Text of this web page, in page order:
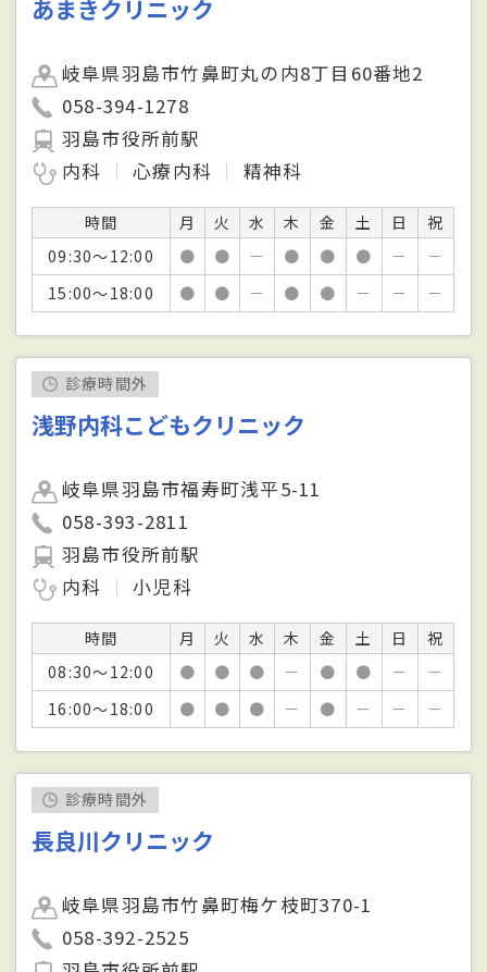
あまきクリニック
岐阜県羽島市竹鼻町丸の内8丁目60番地2
058-394-1278
羽島市役所前駅
内科
心療内科 精神科
時間 月 火 水 木 金 土 日
祝
09:30～12:00
● ● － ● ● ● －
－
15:00～18:00
● ● － ● ● － － －
診療時間外
浅野内科こどもクリニック
岐阜県羽島市福寿町浅平5-11
058-393-2811
羽島市役所前駅
内科
小児科
時間 月 火 水 木 金 土 日
祝
08:30～12:00
● ● ● － ● ● －
－
16:00～18:00
● ● ● － ● － － －
診療時間外
長良川クリニック
岐阜県羽島市竹鼻町梅ケ枝町370-1
058-392-2525